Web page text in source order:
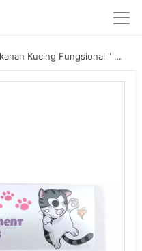
Kucing Fungsional "